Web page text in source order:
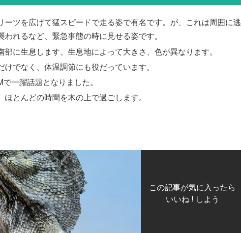
ーツを広げて猛スピードで走る姿で有名です。が、これは周囲に逃
れるなど、緊急事態の時に見せる姿です。
に生息します。生息地によって大きさ、色が異なります。
でなく、体温調節にも役だっています。
一躍話題となりました。
とんどの時間を木の上で過ごします。
この記事が気に入ったら
いいね ! しよう